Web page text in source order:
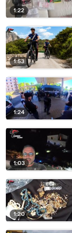
1:22
1:53
1:24
1:03
1:20